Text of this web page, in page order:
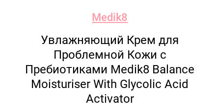
Medik8
Увлажняющий Крем для
Проблемной Кожи с
Пребиотиками Medik8 Balance
Moisturiser With Glycolic Acid
Activator